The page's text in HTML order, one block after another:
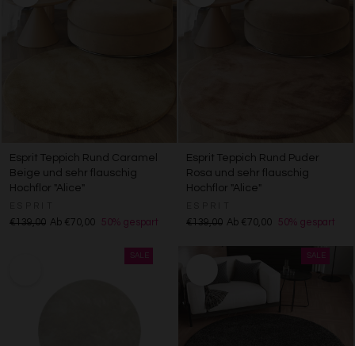
Esprit Teppich Rund Caramel
Beige und sehr flauschig
Hochflor "Alice"
€139,00 Ab €70,00 50% gespart
Esprit Teppich Rund Puder
Rosa und sehr flauschig
Hochflor "Alice"
€139,00 Ab €70,00 50% gespart
Endgeräteeigenschaften zur Identifikation aktiv abfragen